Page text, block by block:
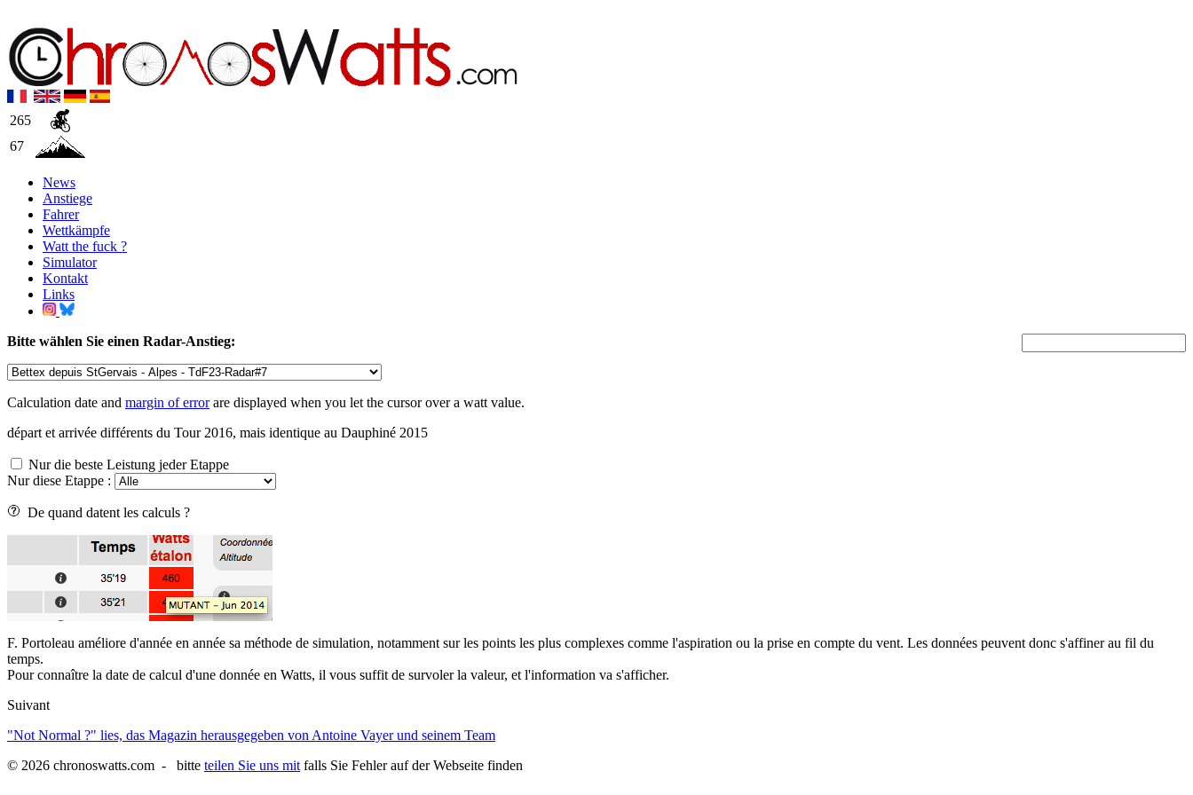
265
67
News
Anstiege
Fahrer
Wettkämpfe
Watt the fuck ?
Simulator
Kontakt
Links
Bitte wählen Sie einen Radar-Anstieg:
Calculation date and margin of errorare displayed when you let the cursor over a watt value.
départ et arrivée différents du Tour 2016, mais identique au Dauphiné 2015
Nur die beste Leistung jeder Etappe
Nur diese Etappe :
De quand datent les calculs ?
F. Portoleau améliore d'année en année sa méthode de simulation, notamment sur les points les plus complexes comme l'aspiration ou la prise en compte du vent. Les données peuvent donc s'affiner au fil du
temps.
Pour connaître la date de calcul d'une donnée en Watts, il vous suffit de survoler la valeur, et l'information va s'afficher.
Suivant
"Not Normal ?" lies, das Magazin herausgegeben von Antoine Vayer und seinem Team
© 2026 chronoswatts.com - bitte teilen Sie uns mit falls Sie Fehler auf der Webseite finden